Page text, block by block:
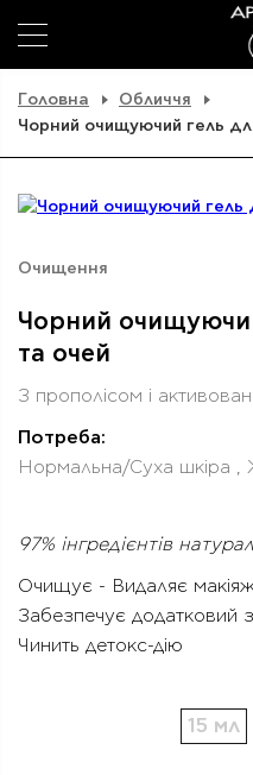
Головна
Обличчя
Чорний очищуючий гель
Очищення
Чорний
та очей
З прополісом і
Потреба:
Нормальна/Суха шкіра ,
97% інгредієнтів
Очищує - Видаляє
Забезпечує додатковий
Чинить детокс-дію
15 мл